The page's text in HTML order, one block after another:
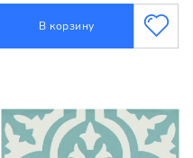
В корзину